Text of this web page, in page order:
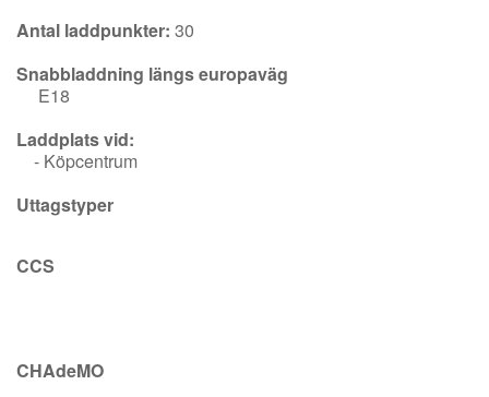
Antal laddpunkter: 30
Snabbladdning längs europaväg
E18
Laddplats vid:
- Köpcentrum
Uttagstyper
CCS
CHAdeMO